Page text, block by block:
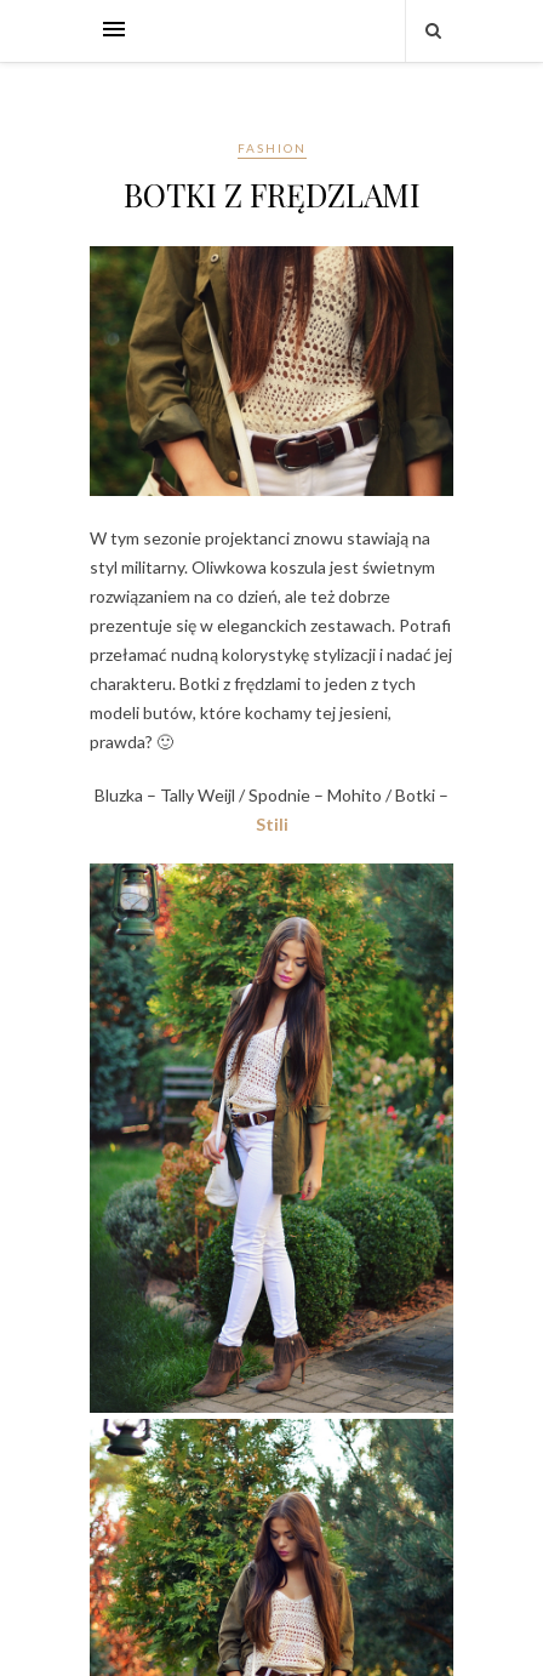
FASHION
BOTKI Z FRĘDZLAMI
W tym sezonie projektanci znowu stawiają na
styl militarny. Oliwkowa koszula jest świetnym
rozwiązaniem na co dzień, ale też dobrze
prezentuje się w eleganckich zestawach. Potrafi
przełamać nudną kolorystykę stylizacji i nadać jej
charakteru. Botki z frędzlami to jeden z tych
modeli butów, które kochamy tej jesieni,
prawda? 🙂
Bluzka – Tally Weijl / Spodnie – Mohito / Botki –
Stili